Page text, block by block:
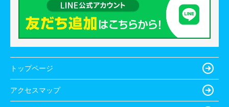
トップページ
アクセスマップ